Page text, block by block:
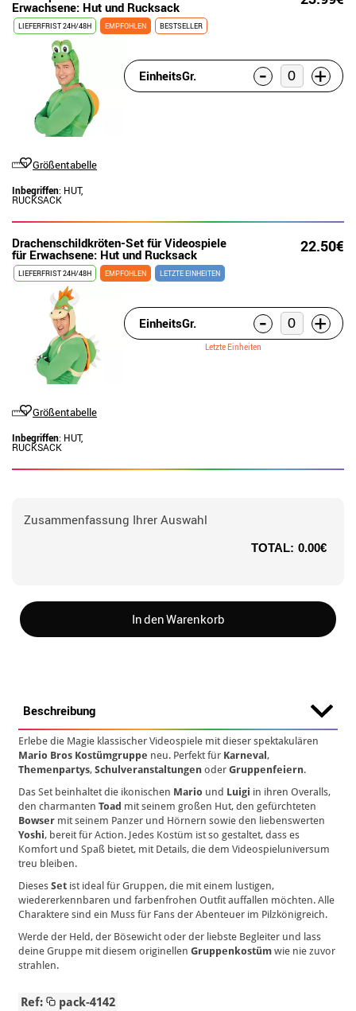
Erwachsene: Hut und Rucksack
LIEFERFRIST 24H/48H EMPFOHLEN BESTSELLER
Größentabelle
Inbegriffen: HUT,
RUCKSACK
EinheitsGr. - +
Drachenschildkröten-Set für Videospiele
für Erwachsene: Hut und Rucksack 22.50€
LIEFERFRIST 24H/48H EMPFOHLEN LETZTE EINHEITEN
Größentabelle
Inbegriffen: HUT,
RUCKSACK
EinheitsGr. - +
Letzte Einheiten
Zusammenfassung Ihrer Auswahl
TOTAL: 0.00€
In den Warenkorb
Beschreibung
Erlebe die Magie klassischer Videospiele mit dieser spektakulären
Mario Bros Kostümgruppe neu. Perfekt für Karneval,
Themenpartys,Schulveranstaltungen oderGruppenfeiern.
Das Set beinhaltet die ikonischen Mario und Luigi in ihren Overalls,
den charmantenToad mit seinem großen Hut, den gefürchteten
Bowser mit seinem Panzer und Hörnern sowie den liebenswerten
Yoshi, bereit für Action. Jedes Kostüm ist so gestaltet, dass es
Komfort und Spaß bietet, mit Details, die dem Videospieluniversum
treu bleiben.
DiesesSet ist ideal für Gruppen, die mit einem lustigen,
wiedererkennbaren und farbenfrohen Outfit auffallen möchten. Alle
Charaktere sind ein Muss für Fans der Abenteuer im Pilzkönigreich.
Werde der Held, der Bösewicht oder der liebste Begleiter und lass
deine Gruppe mit diesem originellenGruppenkostüm wie nie zuvor
strahlen.
Ref: pack-4142